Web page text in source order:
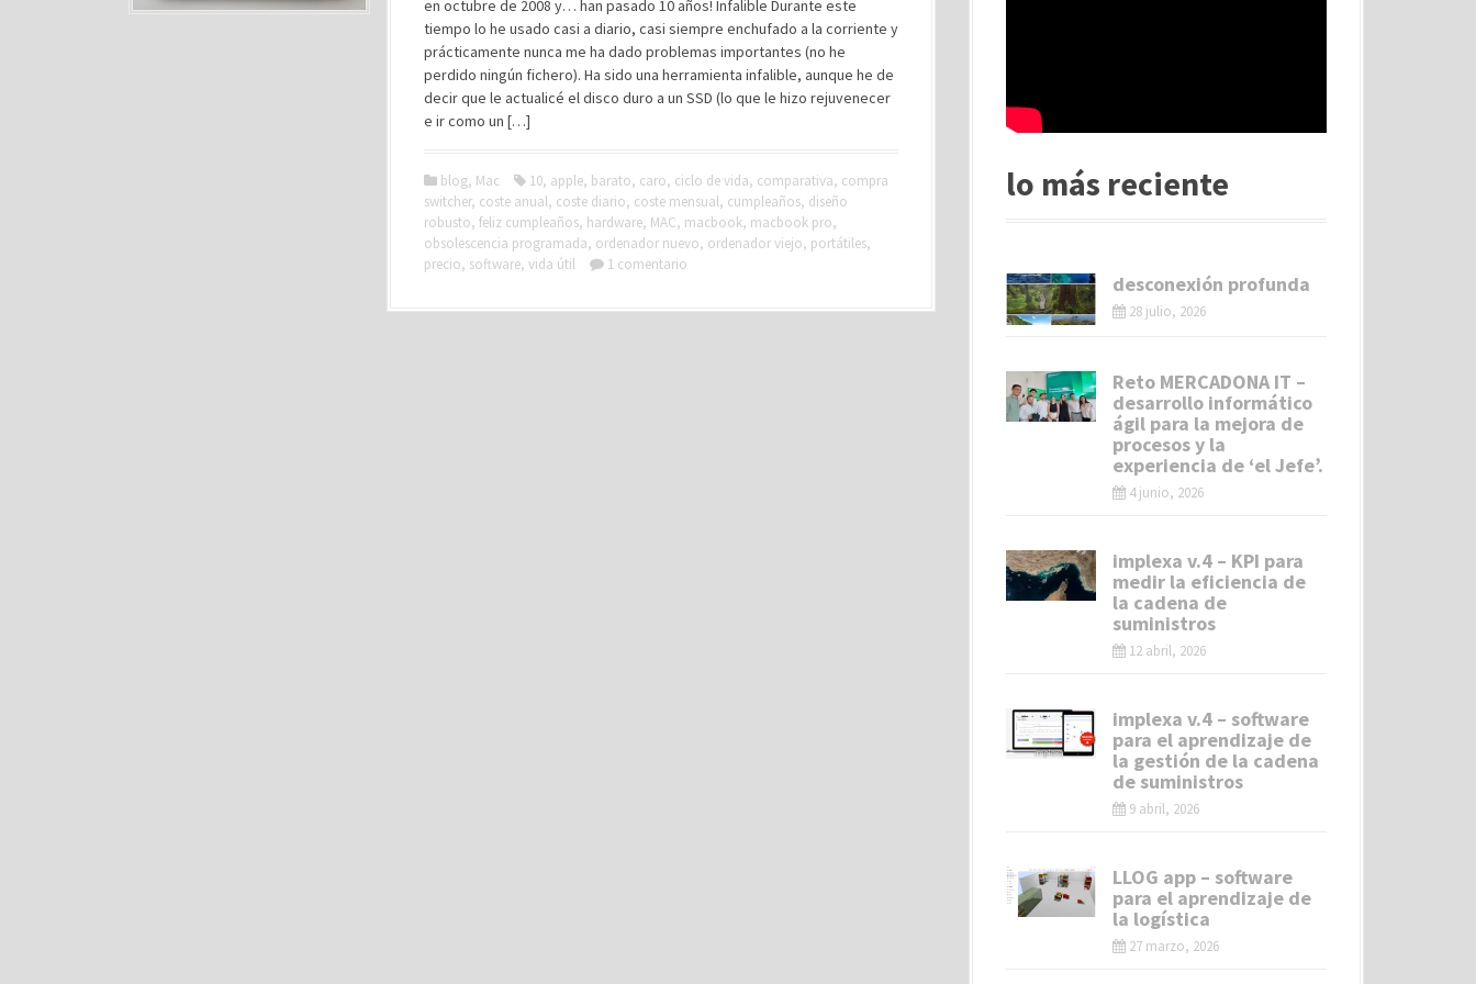
en octubre de 2008 y… han pasado 10 años! Infalible Durante este
tiempo lo he usado casi a diario, casi siempre enchufado a la corriente y
prácticamente nunca me ha dado problemas importantes (no he
perdido ningún fichero). Ha sido una herramienta infalible, aunque he de
decir que le actualicé el disco duro a un SSD (lo que le hizo rejuvenecer
e ir como un […]
blog, Mac 10, apple, barato, caro, ciclo de vida, comparativa, compra
switcher, coste anual, coste diario, coste mensual, cumpleaños, diseño
robusto, feliz cumpleaños, hardware, MAC, macbook, macbook pro,
obsolescencia programada, ordenador nuevo, ordenador viejo, portátiles,
precio, software, vida útil 1 comentario
lo más reciente
desconexión profunda
28 julio, 2026
Reto MERCADONA IT –
desarrollo informático
ágil para la mejora de
procesos y la
experiencia de ‘el Jefe’.
4 junio, 2026
implexa v.4 – KPI para
medir la eficiencia de
la cadena de
suministros
12 abril, 2026
implexa v.4 – software
para el aprendizaje de
la gestión de la cadena
de suministros
9 abril, 2026
LLOG app – software
para el aprendizaje de
la logística
27 marzo, 2026